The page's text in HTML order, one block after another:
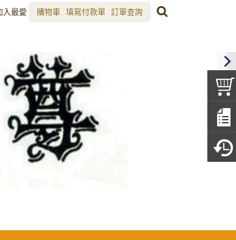
入最愛 購物車 填寫付款單 訂單查詢